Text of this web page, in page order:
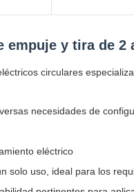
empuje y tira de
circulares
necesidades de
eléctrico
solo uso, ideal para los